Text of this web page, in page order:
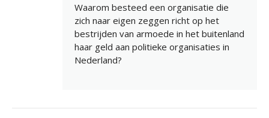
Waarom besteed een organisatie die
zich naar eigen zeggen richt op het
bestrijden van armoede in het buitenland
haar geld aan politieke organisaties in
Nederland?